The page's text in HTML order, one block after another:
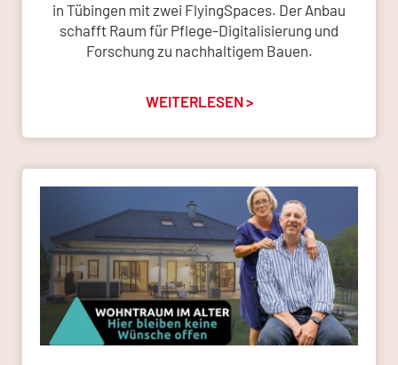
in Tübingen mit zwei FlyingSpaces. Der Anbau
schafft Raum für Pflege-Digitalisierung und
Forschung zu nachhaltigem Bauen.
WEITERLESEN >